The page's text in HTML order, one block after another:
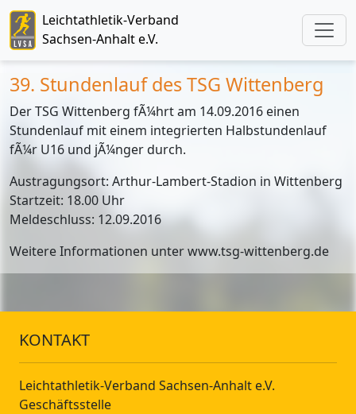
Leichtathletik-Verband
Sachsen-Anhalt e.V.
39. Stundenlauf des TSG Wittenberg
Der TSG Wittenberg fÃ¼hrt am 14.09.2016 einen
Stundenlauf mit einem integrierten Halbstundenlauf
fÃ¼r U16 und jÃ¼nger durch.
Austragungsort: Arthur-Lambert-Stadion in Wittenberg
Startzeit: 18.00 Uhr
Meldeschluss: 12.09.2016
Weitere Informationen unter www.tsg-wittenberg.de
KONTAKT
Leichtathletik-Verband Sachsen-Anhalt e.V.
Geschäftsstelle